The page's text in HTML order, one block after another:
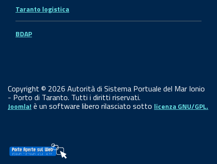
Taranto logistica
BDAP
Copyright © 2026 Autorità di Sistema Portuale del Mar Ionio
- Porto di Taranto. Tutti i diritti riservati.
Joomla! è un software libero rilasciato sotto licenza GNU/GPL.